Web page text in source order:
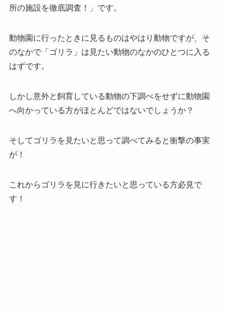
所の施設を徹底調査！」です。
動物園に行ったときに見るものはやはり動物ですが、そ
のなかで「ゴリラ」は見たい動物のなかのひとつに入る
はずです。
しかし意外と飼育している動物の下調べをせずに動物園
へ向かっている方がほとんどではないでしょうか？
そしてゴリラを見たいと思って調べてみると衝撃の事実
が！
これからゴリラを見に行きたいと思っている方必見で
す！